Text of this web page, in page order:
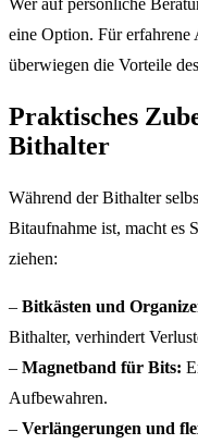
Wer auf persönliche
eine Option. Für erfahrene
überwiegen die Vorteile
Praktisches
Bithalter
Während der Bithalter
Bitaufnahme ist, macht es
ziehen:
– Bitkästen und
Bithalter, verhindert
– Magnetband für Bits:
Aufbewahren.
– Verlängerungen und